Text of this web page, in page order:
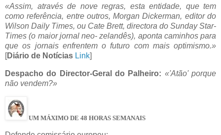
«Assim, através de nove regras, esta entidade, que tem
como referência, entre outros, Morgan Dickerman, editor do
Wilson Daily Times, ou Cate Brett, directora do Sunday Star-
Times (o maior jornal neo- zelandês), aponta caminhos para
que os jornais enfrentem o futuro com mais optimismo.»
[Diário de Notícias Link]
Despacho do Director-Geral do Palheiro: «'Atão' porque
não vendem?»
UM MÁXIMO DE 48 HORAS SEMANAIS